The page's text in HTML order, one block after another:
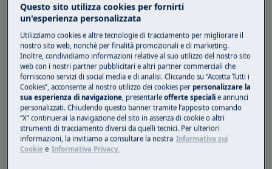
cassetto e rimuoverlo dall'apparecchio.
Questo sito utilizza cookies per fornirti
un'esperienza personalizzata
Utilizziamo cookies e altre tecnologie di tracciamento per migliorare il
nostro sito web, nonchè per finalità promozionali e di marketing.
Inoltre, condividiamo informazioni relative al suo utilizzo del nostro sito
web con i nostri partner pubblicitari e altri partner commerciali che
forniscono servizi di social media e di analisi. Cliccando su “Accetta Tutti i
Cookies”, acconsente al nostro utilizzo dei cookies perpersonalizzare la
sua esperienza di navigazione, presentarleofferte speciali e annunci
personalizzati. Chiudendo questo banner tramite l’apposito comando
“X” continuerai la navigazione del sito in assenza di cookie o altri
strumenti di tracciamento diversi da quelli tecnici. Per ulteriori
informazioni, la invitiamo a consultare la nostra Informativa sui
Cookie e Informativa Privacy.